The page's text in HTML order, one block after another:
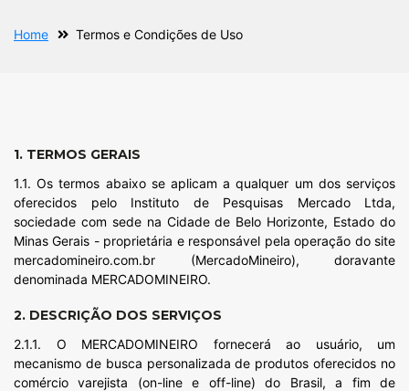
Home Termos e Condições de Uso
1. TERMOS GERAIS
1.1. Os termos abaixo se aplicam a qualquer um dos serviços
oferecidos pelo Instituto de Pesquisas Mercado Ltda,
sociedade com sede na Cidade de Belo Horizonte, Estado do
Minas Gerais - proprietária e responsável pela operação do site
mercadomineiro.com.br (MercadoMineiro), doravante
denominada MERCADOMINEIRO.
2. DESCRIÇÃO DOS SERVIÇOS
2.1.1. O MERCADOMINEIRO fornecerá ao usuário, um
mecanismo de busca personalizada de produtos oferecidos no
comércio varejista (on-line e off-line) do Brasil, a fim de